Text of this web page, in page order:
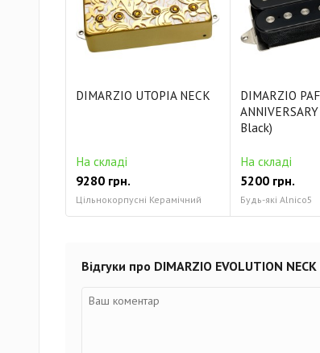
DIMARZIO UTOPIA NECK
На складі
9280 грн.
Цільнокорпусні Керамічний
DIMARZIO
Black)
На складі
5200 грн.
Будь-які Alnico5
Відгуки про DIMARZIO EVOLUTION